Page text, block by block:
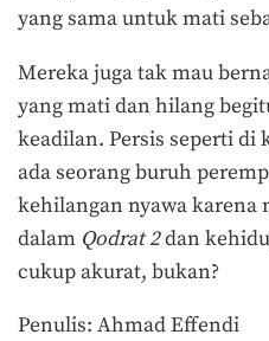
yang sama untuk mati
Mereka juga tak mau
yang mati dan hilang
keadilan. Persis seperti di
ada seorang buruh
kehilangan nyawa karena
dalam Qodrat 2dan
cukup akurat, bukan?
Penulis: Ahmad Effendi